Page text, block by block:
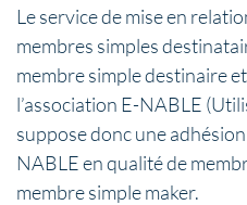
Le service de mise en
membres simples
membre simple destinaire
l’association E-NABLE
suppose donc une
NABLE en qualité de
membre simple maker.